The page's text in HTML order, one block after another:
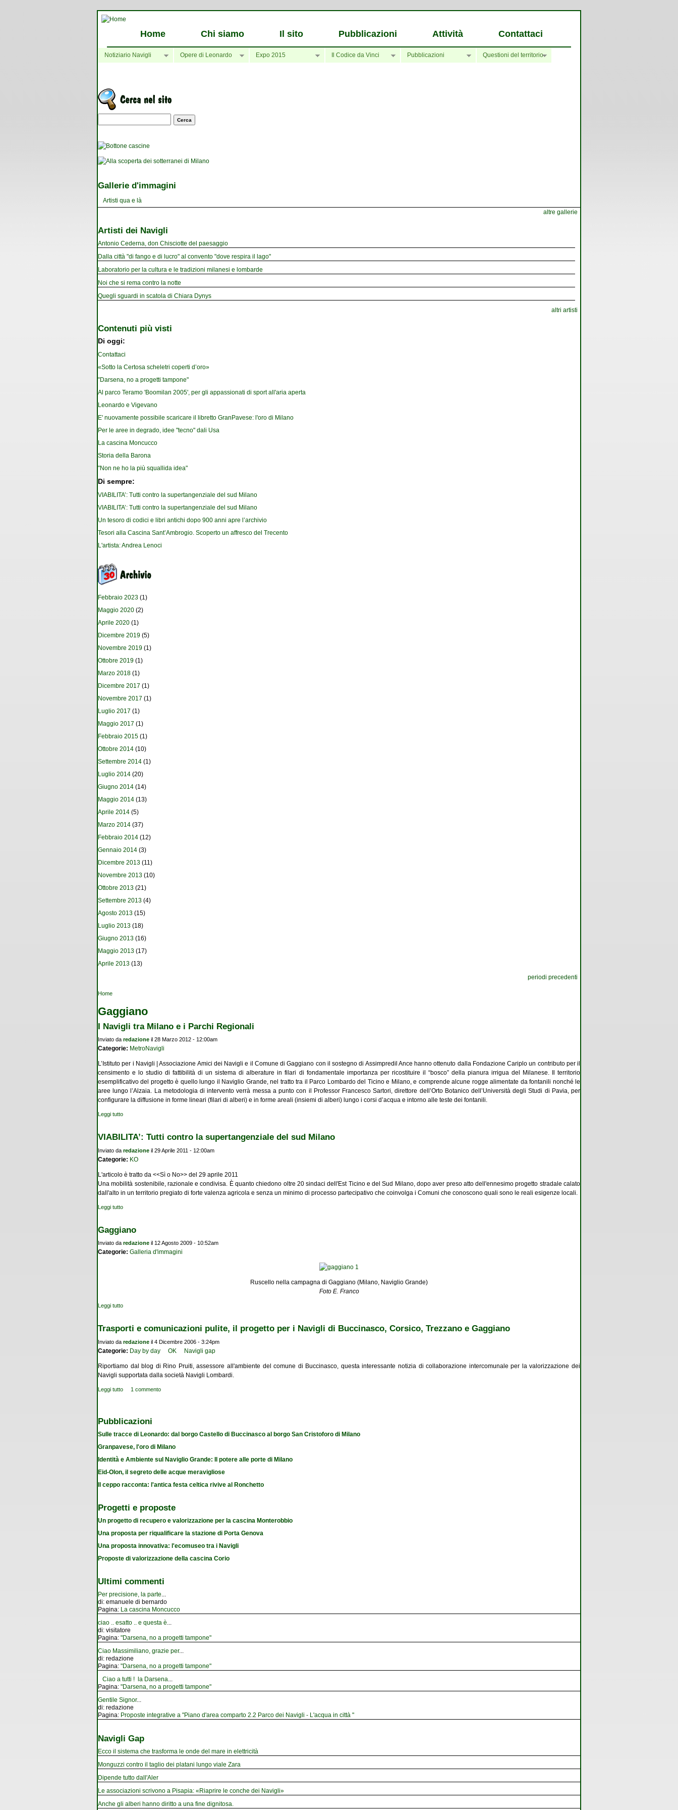
Home Chi siamo Il sito Pubblicazioni Attività Contattaci
Notiziario Navigli Opere di Leonardo Expo 2015 Il Codice da Vinci Pubblicazioni Questioni del territorio
Maschera di ricerca
Gallerie d'immagini
Artisti qua e là
altre gallerie
Artisti dei Navigli
Antonio Cederna, don Chisciotte del paesaggio
Dalla città "di fango e di lucro" al convento "dove respira il lago"
Laboratorio per la cultura e le tradizioni milanesi e lombarde
Noi che si rema contro la notte
Quegli sguardi in scatola di Chiara Dynys
altri artisti
Contenuti più visti
Di oggi:
Contattaci
«Sotto la Certosa scheletri coperti d’oro»
"Darsena, no a progetti tampone"
Al parco Teramo 'Boomilan 2005', per gli appassionati di sport all'aria aperta
Leonardo e Vigevano
E' nuovamente possibile scaricare il libretto GranPavese: l'oro di Milano
Per le aree in degrado, idee "tecno" dali Usa
La cascina Moncucco
Storia della Barona
"Non ne ho la più squallida idea"
Di sempre:
VIABILITA’: Tutti contro la supertangenziale del sud Milano
VIABILITA’: Tutti contro la supertangenziale del sud Milano
Un tesoro di codici e libri antichi dopo 900 anni apre l’archivio
Tesori alla Cascina Sant’Ambrogio. Scoperto un affresco del Trecento
L'artista: Andrea Lenoci
Febbraio 2023 (1)
Maggio 2020 (2)
Aprile 2020 (1)
Dicembre 2019 (5)
Novembre 2019 (1)
Ottobre 2019 (1)
Marzo 2018 (1)
Dicembre 2017 (1)
Novembre 2017 (1)
Luglio 2017 (1)
Maggio 2017 (1)
Febbraio 2015 (1)
Ottobre 2014 (10)
Settembre 2014 (1)
Luglio 2014 (20)
Giugno 2014 (14)
Maggio 2014 (13)
Aprile 2014 (5)
Marzo 2014 (37)
Febbraio 2014 (12)
Gennaio 2014 (3)
Dicembre 2013 (11)
Novembre 2013 (10)
Ottobre 2013 (21)
Settembre 2013 (4)
Agosto 2013 (15)
Luglio 2013 (18)
Giugno 2013 (16)
Maggio 2013 (17)
Aprile 2013 (13)
periodi precedenti
Tu sei qui
Home
Gaggiano
I Navigli tra Milano e i Parchi Regionali
Inviato da redazione il 28 Marzo 2012 - 12:00am
Categorie: MetroNavigli
L’Istituto per i Navigli | Associazione Amici dei Navigli e il Comune di Gaggiano con il sostegno di Assimpredil Ance hanno ottenuto dalla Fondazione Cariplo un contributo per il
censimento e lo studio di fattibilità di un sistema di alberature in filari di fondamentale importanza per ricostituire il “bosco” della pianura irrigua del Milanese. Il territorio
esemplificativo del progetto è quello lungo il Naviglio Grande, nel tratto tra il Parco Lombardo del Ticino e Milano, e comprende alcune rogge alimentate da fontanili nonché le
aree lungo l’Alzaia. La metodologia di intervento verrà messa a punto con il Professor Francesco Sartori, direttore dell’Orto Botanico dell’Università degli Studi di Pavia, per
configurare la diffusione in forme lineari (filari di alberi) e in forme areali (insiemi di alberi) lungo i corsi d’acqua e intorno alle teste dei fontanili.
Leggi tutto
VIABILITA’: Tutti contro la supertangenziale del sud Milano
Inviato da redazione il 29 Aprile 2011 - 12:00am
Categorie: KO
L'articolo è tratto da <<Sì o No>> del 29 aprile 2011
Una mobilità sostenibile, razionale e condivisa. È quanto chiedono oltre 20 sindaci dell'Est Ticino e del Sud Milano, dopo aver preso atto dell'ennesimo progetto stradale calato
dall'alto in un territorio pregiato di forte valenza agricola e senza un minimo di processo partecipativo che coinvolga i Comuni che conoscono quali sono le reali esigenze locali.
Leggi tutto
Gaggiano
Inviato da redazione il 12 Agosto 2009 - 10:52am
Categorie: Galleria d'immagini
Ruscello nella campagna di Gaggiano (Milano, Naviglio Grande)
Foto E. Franco
Leggi tutto
Trasporti e comunicazioni pulite, il progetto per i Navigli di Buccinasco, Corsico, Trezzano e Gaggiano
Inviato da redazione il 4 Dicembre 2006 - 3:24pm
Categorie: Day by day OK Navigli gap
Riportiamo dal blog di Rino Pruiti, assessore all'ambiente del comune di Buccinasco, questa interessante notizia di collaborazione intercomunale per la valorizzazione dei
Navigli supportata dalla società Navigli Lombardi.
Leggi tutto su Trasporti e comunicazioni pulite, il progetto per i Navigli di Buccinasco, Corsico, Trezzano e Gaggiano
1 commento
Pubblicazioni
Sulle tracce di Leonardo: dal borgo Castello di Buccinasco al borgo San Cristoforo di Milano
Granpavese, l'oro di Milano
Identità e Ambiente sul Naviglio Grande: Il potere alle porte di Milano
Eid-Olon, il segreto delle acque meravigliose
Il ceppo racconta: l'antica festa celtica rivive al Ronchetto
Progetti e proposte
Un progetto di recupero e valorizzazione per la cascina Monterobbio
Una proposta per riqualificare la stazione di Porta Genova
Una proposta innovativa: l'ecomuseo tra i Navigli
Proposte di valorizzazione della cascina Corio
Ultimi commenti
Per precisione, la parte
di: emanuele di bernardo
Pagina: La cascina Moncucco
ciao .. esatto .. e questa è
di: visitatore
Pagina: "Darsena, no a progetti tampone"
Ciao Massimiliano, grazie per...
di: redazione
Pagina: "Darsena, no a progetti tampone"
Ciao a tutti ! la Darsena
Pagina: "Darsena, no a progetti tampone"
Gentile Signor...
di: redazione
Pagina: Proposte integrative a "Piano d'area comparto 2.2 Parco dei Navigli - L'acqua in città "
Navigli Gap
Ecco il sistema che trasforma le onde del mare in elettricità
Monguzzi contro il taglio dei platani lungo viale Zara
Dipende tutto dall'Aler
Le associazioni scrivono a Pisapia: «Riaprire le conche dei Navigli»
Anche gli alberi hanno diritto a una fine dignitosa.